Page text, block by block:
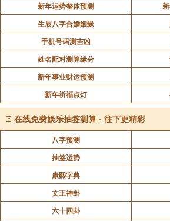
背景墙以“梦幻美丽”作为主题来塑
艳的色彩，让整个空间在视觉效果
为美丽的背景墙能够带来愉悦的心
也给桃花运的达成提供了优良的氛
论里，桃花运属于家居生活品质的
构建起良好的风水格局，才能够更
作用。所以，在布置桃花相关物件
面的考量都应当被充分重视，如此
生活环境的品质以及桃花运
风水旺桃花的种种讲究，既充
蕴含着人们对美好生活的向往。无
水的力量，其中对于环境、色彩和
我们带来一些启发。愿您在追求爱
新年运势整体预测
生辰八字合婚姻缘
手机号码测吉凶
姓名配对测算缘分
新年事业财运预测
新年祈福点灯
Ξ 在线免费娱乐抽签测算 - 往下更精彩
八字预测
抽签运势
康熙字典
文王神卦
六十四卦